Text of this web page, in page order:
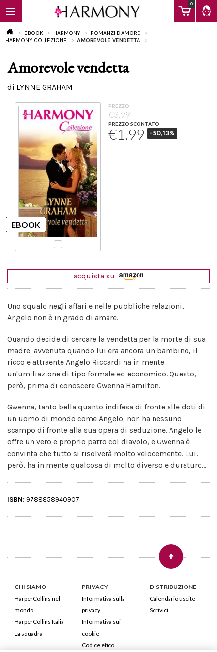
0
EBOOK
Calendario
EBOOK HARMONY
ROMANZI D'AMORE
HARMONY COLLEZIONE
AMOREVOLE VENDETTA
Amorevole vendetta
di LYNNE GRAHAM
PREZZO
€3.99
PREZZO SCONTATO
€1.99 -50,13%
acquista su
Uno squalo negli affari e nelle pubbliche relazioni,
Angelo non è in grado di amare.
Quando decide di cercare la vendetta per la morte di sua
madre, avvenuta quando lui era ancora un bambino, il
ricco e attraente Angelo Riccardi ha in mente
un'umiliazione di tipo formale ed economico. Questo,
però, prima di conoscere Gwenna Hamilton.
Gwenna, tanto bella quanto indifesa di fronte alle doti di
un uomo di mondo come Angelo, non ha nessuno
scampo di fronte alla sua opera di seduzione. Angelo le
offre un vero e proprio patto col diavolo, e Gwenna è
convinta che tutto si risolverà molto velocemente. Lui,
però, ha in mente qualcosa di molto diverso e duraturo...
ISBN: 9788858940907
CHI SIAMO
HarperCollins nel
mondo
HarperCollins Italia
La squadra
PRIVACY
Informativa sulla
privacy
Informativa sui
cookie
Codice etico
DISTRIBUZIONE
Calendario uscite
Scrivici